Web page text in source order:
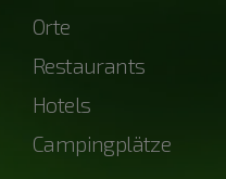
Orte
Restaurants
Hotels
Campingplätze